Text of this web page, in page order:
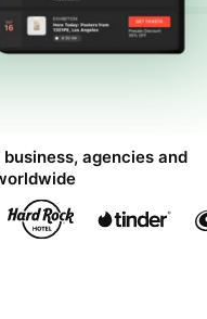
agencies and